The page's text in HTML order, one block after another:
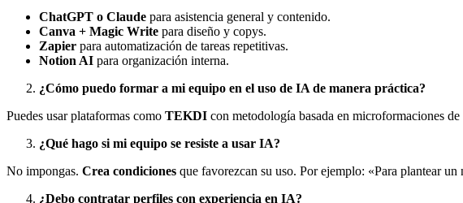
ChatGPT o Claude para asistencia general y contenido.
Canva + Magic Write para diseño y copys.
Zapier para automatización de tareas repetitivas.
Notion AI para organización interna.
¿Cómo puedo formar a mi equipo en el uso de IA de manera práctica?
Puedes usar plataformas como TEKDI con metodología basada en microformaciones
¿Qué hago si mi equipo se resiste a usar IA?
No impongas. Crea condiciones que favorezcan su uso. Por ejemplo: «Para plantear
¿Debo contratar perfiles con experiencia en IA?